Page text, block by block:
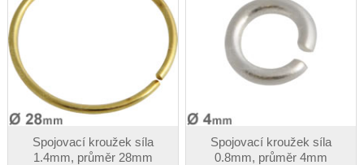
Spojovací kroužek síla
1.4mm, průměr 28mm
Spojovací kroužek síla
0.8mm, průměr 4mm